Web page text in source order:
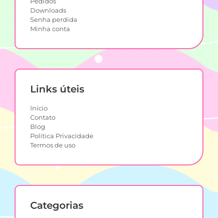
Downloads
Senha perdida
Minha conta
Links úteis
Início
Contato
Blog
Política Privacidade
Termos de uso
Categorias